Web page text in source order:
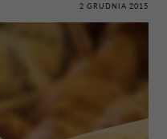
2 GRUDNIA 2015